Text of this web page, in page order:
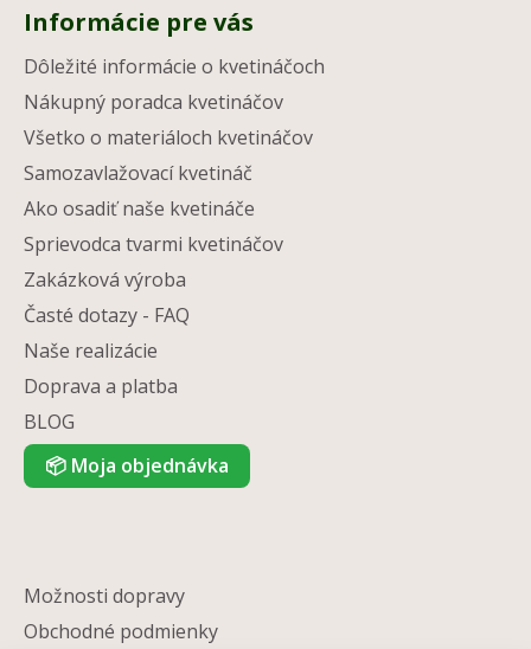
Informácie pre vás
Dôležité informácie o kvetináčoch
Nákupný poradca kvetináčov
Všetko o materiáloch kvetináčov
Samozavlažovací kvetináč
Ako osadiť naše kvetináče
Sprievodca tvarmi kvetináčov
Zakázková výroba
Časté dotazy - FAQ
Naše realizácie
Doprava a platba
BLOG
📦 Moja objednávka
Možnosti dopravy
Obchodné podmienky